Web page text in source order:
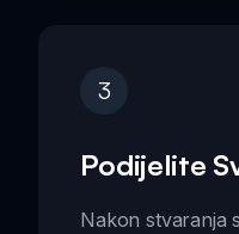
3
Podijelite
Nakon stvaranja